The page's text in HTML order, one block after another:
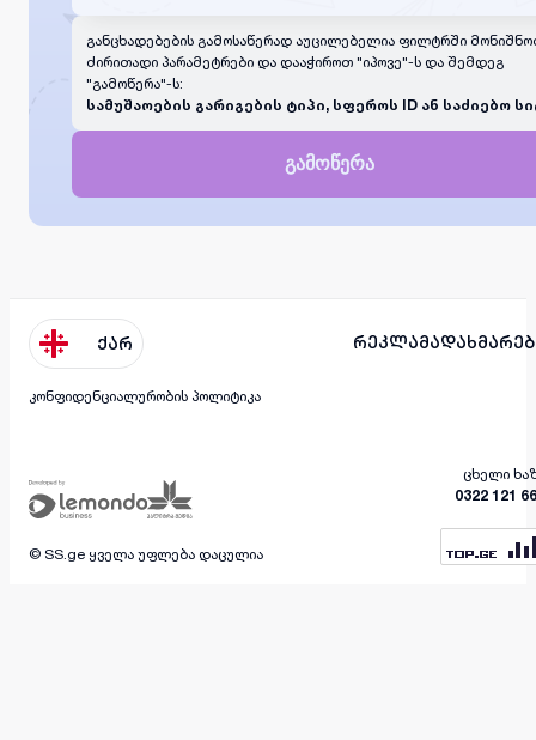
განცხადებების გამოსაწერად აუცილებელია ფილტრში
ძირითადი პარამეტრები და დააჭიროთ "იპოვე"-ს და შემდეგ
"გამოწერა"-ს:
სამუშაოების გარიგების ტიპი, სფეროს ID ან საძიებო
გამოწერა
ქარ რეკლამა
კონფიდენციალურობის პოლიტიკა
ცხელი
0322 121
© SS.ge ყველა უფლება დაცულია